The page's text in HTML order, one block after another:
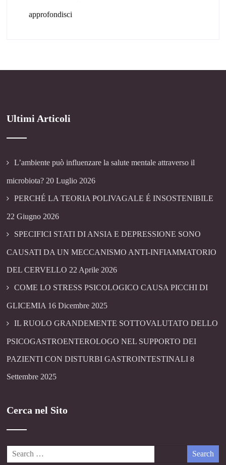
approfondisci
Ultimi Articoli
L’ambiente può influenzare la salute mentale attraverso il
microbiota? 20 Luglio 2026
PERCHÉ LA TEORIA POLIVAGALE É INSOSTENIBILE
22 Giugno 2026
SPECIFICI STATI DI ANSIA E DEPRESSIONE SONO
CAUSATI DA UN MECCANISMO ANTI-INFIAMMATORIO
DEL CERVELLO 22 Aprile 2026
COME LO STRESS PSICOLOGICO CAUSA PICCHI DI
GLICEMIA 16 Dicembre 2025
IL RUOLO GRANDEMENTE SOTTOVALUTATO DELLO
PSICOGASTROENTEROLOGO NEL SUPPORTO DEI
PAZIENTI CON DISTURBI GASTROINTESTINALI 8
Settembre 2025
Cerca nel Sito